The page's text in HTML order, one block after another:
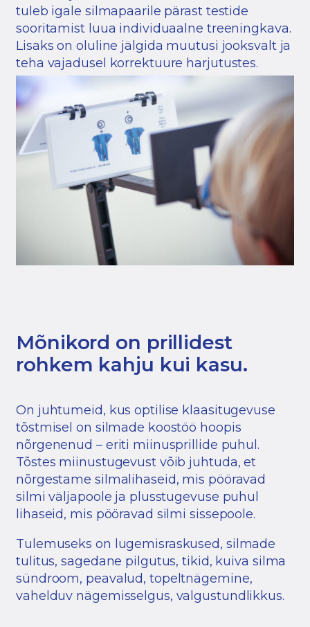
tuleb igale silmapaarile pärast testide
sooritamist luua individuaalne treeningkava.
Lisaks on oluline jälgida muutusi jooksvalt ja
teha vajadusel korrektuure harjutustes.
Mõnikord on prillidest
rohkem kahju kui kasu.
On juhtumeid, kus optilise klaasitugevuse
tõstmisel on silmade koostöö hoopis
nõrgenenud – eriti miinusprillide puhul.
Tõstes miinustugevust võib juhtuda, et
nõrgestame silmalihaseid, mis pööravad
silmi väljapoole ja plusstugevuse puhul
lihaseid, mis pööravad silmi sissepoole.
Tulemuseks on lugemisraskused, silmade
tulitus, sagedane pilgutus, tikid, kuiva silma
sündroom, peavalud, topeltnägemine,
vahelduv nägemisselgus, valgustundlikkus.